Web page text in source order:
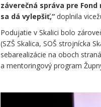
záverečná správa pre
sa dá vylepšiť,“ doplnila
Podujatie v Skalici bolo
(SZŠ Skalica, SOŠ strojnícka
sebarealizácie na oboch
a mentoringový program